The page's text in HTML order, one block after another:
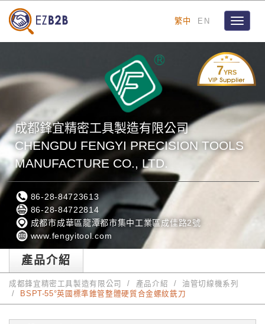
繁中 EN
Toggle
7YRS
成都鋒宜精密工具製造有限公司
CHENGDU FENGYI PRECISION TOOLS
MANUFACTURE CO., LTD.
86-28-84723613
86-28-84722814
成都市成華區龍潭都市集中工業區成佳路2號
www.fengyitool.com
產品介紹
成都鋒宜精密工具製造有限公司 產品介紹
油管切線機系列
BSPT-55°英國標準錐管整體硬質合金螺紋銑刀